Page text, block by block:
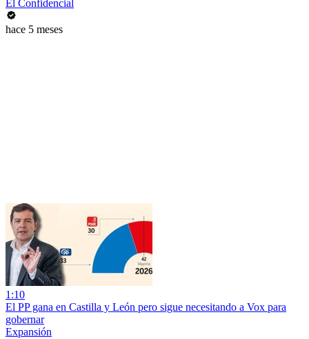
El Confidencial
hace 5 meses
1:10
El PP gana en Castilla y León pero sigue necesitando a Vox para
gobernar
Expansión